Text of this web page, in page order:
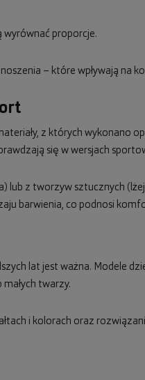
wyrównać proporcje.
– które wpływają na
z których wykonano
się w wersjach
lub z tworzyw sztucznych
barwienia, co podnosi
lat jest ważna. Modele
twarzy.
i kolorach oraz